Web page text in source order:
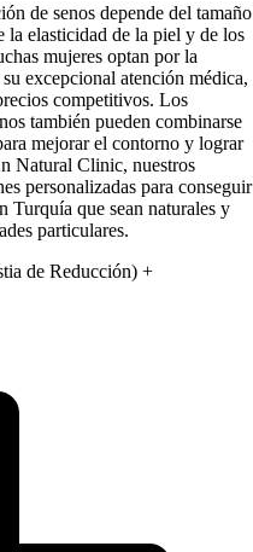
de senos depende del tamaño
la elasticidad de la piel y de los
mujeres optan por la
excepcional atención médica,
competitivos. Los
también pueden combinarse
mejorar el contorno y lograr
Natural Clinic, nuestros
personalizadas para conseguir
Turquía que sean naturales y
particulares.
de Reducción) +